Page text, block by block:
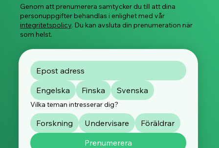
Genom att prenumerera samtycker du till att dina
personuppgifter behandlas i enlighet med vår
integritetspolicy. Du kan avsluta din prenumeration när
som helst.
Engelska Finska Svenska
Vilka teman intresserar dig?
Forskning Undervisare
Föräldrar
Prenumerera